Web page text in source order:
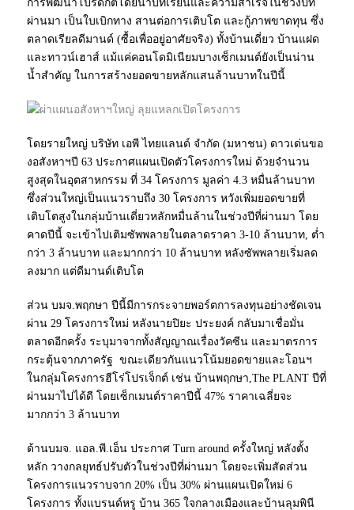
การพัฒนาโปรดักต์โดยนำบทเรียนและความสำเร็จในช่วงปีที่
ผ่านมา เป็นใบเบิกทาง สานต่อการเติบโต และกู้ภาพขาดทุน ซึ่ง
ตลาดเรียลดีมานด์ (ซื้อเพื่ออยู่อาศัยจริง) ทั้งบ้านเดี่ยว บ้านแฝด
และทาวน์เฮาส์ แม้แค่คอนโดมิเนียมบางเซ็กเมนต์ยังเป็นน่าน
น้ำสำคัญ ในการสร้างยอดขายหลักแสนล้านบาทในปีนี้
โดยรายใหญ่ บริษัท เอพี ไทยแลนด์ จำกัด (มหาชน) ดาวเด่นขอ
งอสังหาฯปี 63 ประกาศแผนเปิดตัวโครงการใหม่ ด้วยจำนวน
สูงสุดในอุตสาหกรรม ที่ 34 โครงการ มูลค่า 4.3 หมื่นล้านบาท
ซึ่งส่วนใหญ่เป็นแนวราบถึง 30 โครงการ หวังเพิ่มยอดขายที่
เติบโตสูงในกลุ่มบ้านเดี่ยวหลักหมื่นล้านในช่วงปีที่ผ่านมา โดย
คาดปีนี้ จะเข้าไปเติมซัพพลายในตลาดราคา 3-10 ล้านบาท, ต่ำ
กว่า 3 ล้านบาท และมากกว่า 10 ล้านบาท หลังซัพพลายเริ่มลด
ลงมาก แต่ดีมานด์เติบโต
ส่วน บมจ.พฤกษา ปีนี้มีการกระจายพอร์ตการลงทุนอย่างชัดเจน
ผ่าน 29 โครงการใหม่ หลังนายปิยะ ประยงค์ กลับมาเชื่อมั่น
ตลาดอีกครั้ง ระบุมาจากทั้งสัญญาณเรื่องวัคซีน และมาตรการ
กระตุ้นจากภาครัฐ ขณะเดียวกันแนวโน้มยอดขายและโอนฯ
ในกลุ่มโครงการฮีโร่โปรเจ็กต์ เช่น บ้านพฤกษา,The PLANT ปีที่
ผ่านมาไปได้ดี โดยเซ็กเมนต์ราคาปีนี้ 47% ราคาเฉลี่ยจะ
มากกว่า 3 ล้านบาท
ด้านบมจ. แอล.พี.เอ็น ประกาศ Turn around ครั้งใหญ่ หลังตั้ง
หลัก วางกลยุทธ์ปรับตัวในช่วงปีที่ผ่านมา โดยจะเพิ่มสัดส่วน
โครงการแนวราบจาก 20% เป็น 30% ผ่านแผนเปิดใหม่ 6
โครงการ ทั้งแบรนด์หรู บ้าน 365 ใจกลางเมืองและบ้านลุมพินี